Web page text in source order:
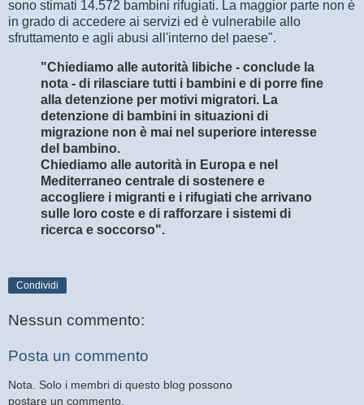
sono stimati 14.572 bambini rifugiati. La maggior parte non è
in grado di accedere ai servizi ed è vulnerabile allo
sfruttamento e agli abusi all'interno del paese".
"Chiediamo alle autorità libiche - conclude la
nota - di rilasciare tutti i bambini e di porre fine
alla detenzione per motivi migratori. La
detenzione di bambini in situazioni di
migrazione non è mai nel superiore interesse
del bambino.
Chiediamo alle autorità in Europa e nel
Mediterraneo centrale di sostenere e
accogliere i migranti e i rifugiati che arrivano
sulle loro coste e di rafforzare i sistemi di
ricerca e soccorso".
Condividi
Nessun commento:
Posta un commento
Nota. Solo i membri di questo blog possono
postare un commento.